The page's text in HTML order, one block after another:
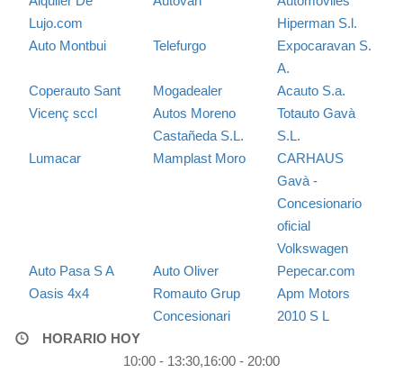
Lujo.com
Hiperman S.l.
Auto Montbui
Telefurgo
Expocaravan S.
A.
Coperauto Sant
Vicenç sccl
Mogadealer
Acauto S.a.
Autos Moreno
Castañeda S.L.
Totauto Gavà
S.L.
Lumacar
Mamplast Moro
CARHAUS
Gavà -
Concesionario
oficial
Volkswagen
Auto Pasa S A
Auto Oliver
Pepecar.com
Oasis 4x4
Romauto Grup
Concesionari
Apm Motors
2010 S L
HORARIO HOY
10:00 - 13:30,16:00 - 20:00